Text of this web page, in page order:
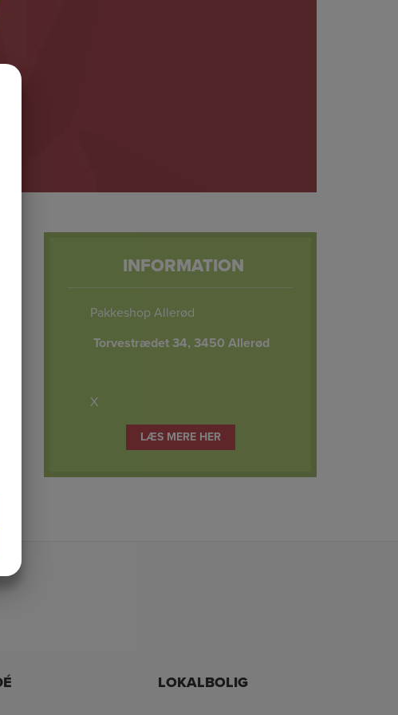
INFORMATION
Pakkeshop Allerød
Torvestrædet 34, 3450 Allerød
X
LÆS MERE HER
LOKALBOLIG